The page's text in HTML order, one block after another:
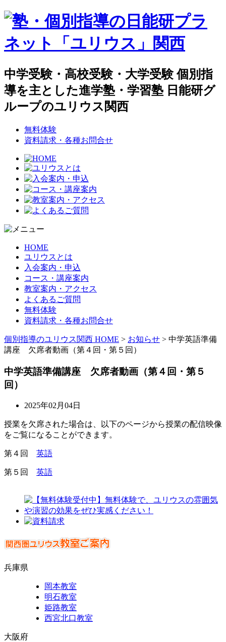
中学受験・高校受験・大学受験 個別指
導を主とした進学塾・学習塾 日能研グ
ループのユリウス関西
無料体験
資料請求・各種お問合せ
HOME
ユリウスとは
入会案内・申込
コース・講座案内
教室案内・アクセス
よくあるご質問
無料体験
資料請求・各種お問合せ
個別指導のユリウス関西 HOME > お知らせ > 中学英語準備
講座 欠席者動画（第４回・第５回）
中学英語準備講座 欠席者動画（第４回・第５
回）
2025年02月04日
授業を欠席された場合は、以下のページから授業の配信映像
をご覧になることができます。
第４回 英語
第５回 英語
兵庫県
岡本教室
明石教室
姫路教室
西宮北口教室
大阪府